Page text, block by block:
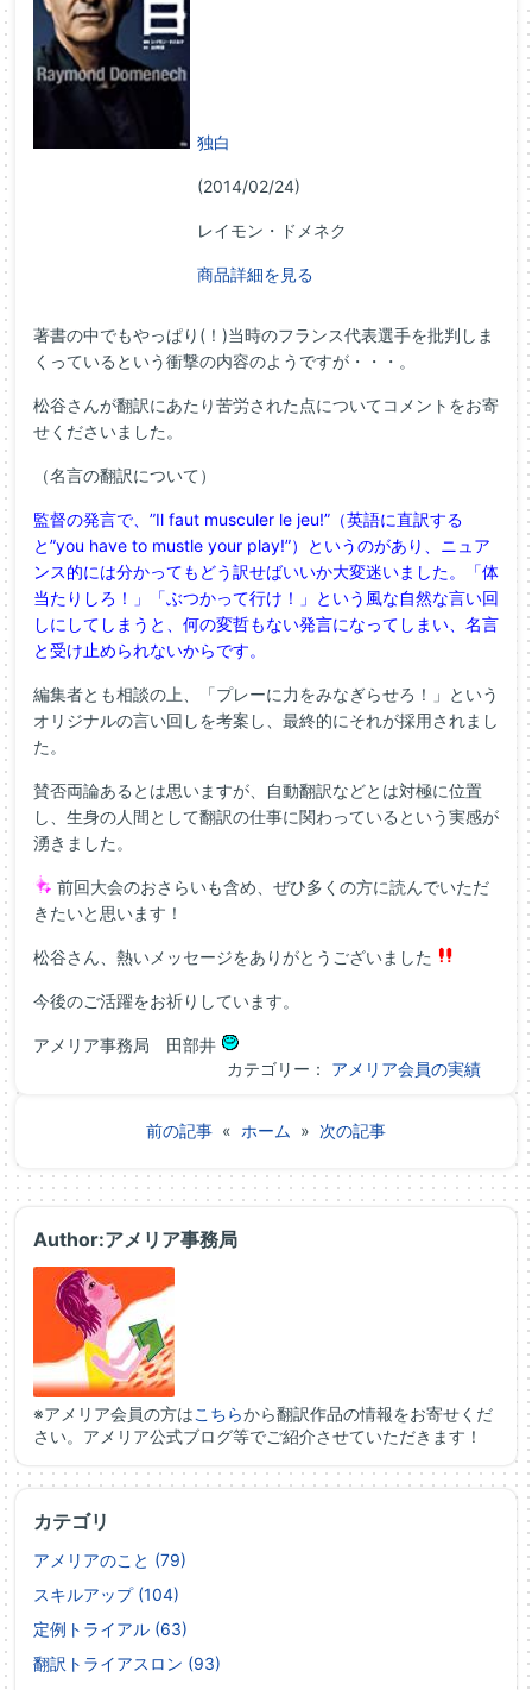
独白
(2014/02/24)
レイモン・ドメネク
商品詳細を見る
著書の中でもやっぱり(！)当時のフランス代表選手を批判しま
くっているという衝撃の内容のようですが・・・。
松谷さんが翻訳にあたり苦労された点についてコメントをお寄
せくださいました。
（名言の翻訳について）
監督の発言で、”Il faut musculer le jeu!”（英語に直訳する
と”you have to mustle your play!”）というのがあり、ニュア
ンス的には分かってもどう訳せばいいか大変迷いました。「体
当たりしろ！」「ぶつかって行け！」という風な自然な言い回
しにしてしまうと、何の変哲もない発言になってしまい、名言
と受け止められないからです。
編集者とも相談の上、「プレーに力をみなぎらせろ！」という
オリジナルの言い回しを考案し、最終的にそれが採用されまし
た。
賛否両論あるとは思いますが、自動翻訳などとは対極に位置
し、生身の人間として翻訳の仕事に関わっているという実感が
湧きました。
前回大会のおさらいも含め、ぜひ多くの方に読んでいただ
きたいと思います！
松谷さん、熱いメッセージをありがとうございました
今後のご活躍をお祈りしています。
アメリア事務局 田部井
カテゴリー： アメリア会員の実績
前の記事 « ホーム » 次の記事
Author:アメリア事務局
※アメリア会員の方はこちらから翻訳作品の情報をお寄せくだ
さい。アメリア公式ブログ等でご紹介させていただきます！
カテゴリ
アメリアのこと (79)
スキルアップ (104)
定例トライアル (63)
翻訳トライアスロン (93)